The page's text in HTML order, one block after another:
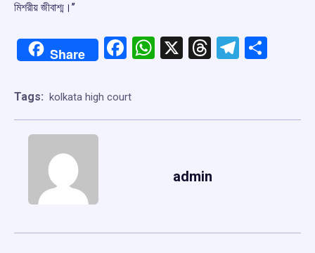
মিশরীয় জীবাশ্ম।’’
Share Facebook
WhatsApp
X Threads
Tags: kolkata high court
admin